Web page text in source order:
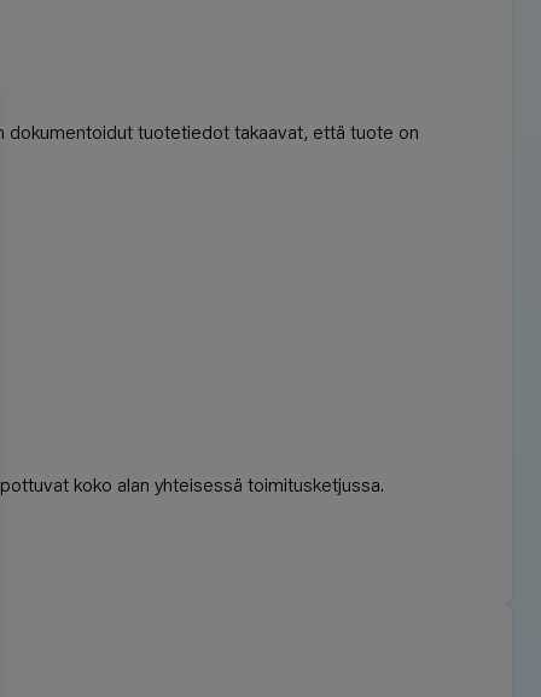
dokumentoidut tuotetiedot takaavat, että tuote on
koko alan yhteisessä toimitusketjussa.